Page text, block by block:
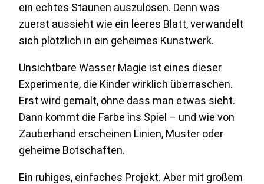
ein echtes Staunen auszulösen. Denn was
zuerst aussieht wie ein leeres Blatt, verwandelt
sich plötzlich in ein geheimes Kunstwerk.
Unsichtbare Wasser Magie ist eines dieser
Experimente, die Kinder wirklich überraschen.
Erst wird gemalt, ohne dass man etwas sieht.
Dann kommt die Farbe ins Spiel – und wie von
Zauberhand erscheinen Linien, Muster oder
geheime Botschaften.
Ein ruhiges, einfaches Projekt. Aber mit großem